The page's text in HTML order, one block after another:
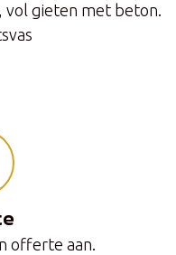
vol gieten met beton.
offerte aan.